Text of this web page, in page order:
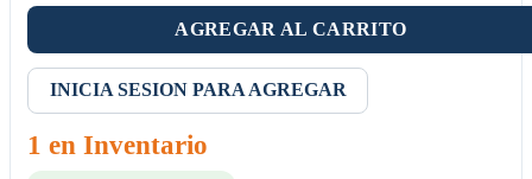
AGREGAR AL CARRITO
INICIA SESION PARA AGREGAR
1 en Inventario